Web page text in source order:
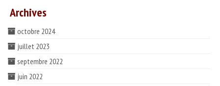
Archives
octobre 2024
juillet 2023
septembre 2022
juin 2022